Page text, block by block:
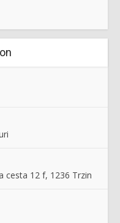
cesta 12 f, 1236 Trzin